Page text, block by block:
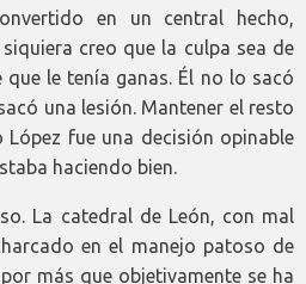
en un central hecho,
creo que la culpa sea de
que le tenía ganas. Él no lo sacó
una lesión. Mantener el resto
fue una decisión opinable
haciendo bien.
La catedral de León, con mal
en el manejo patoso de
más que objetivamente se ha